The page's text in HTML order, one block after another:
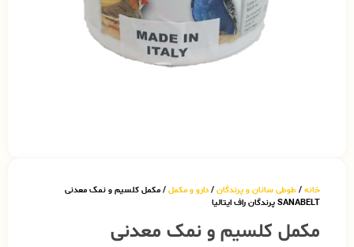
خانه / طوطی سانان و پرندگان / دارو و مکمل / مکمل کلسیم و نمک معدنی
SANABELT پرندگان راف ایتالیا
مکمل کلسیم و نمک معدنی